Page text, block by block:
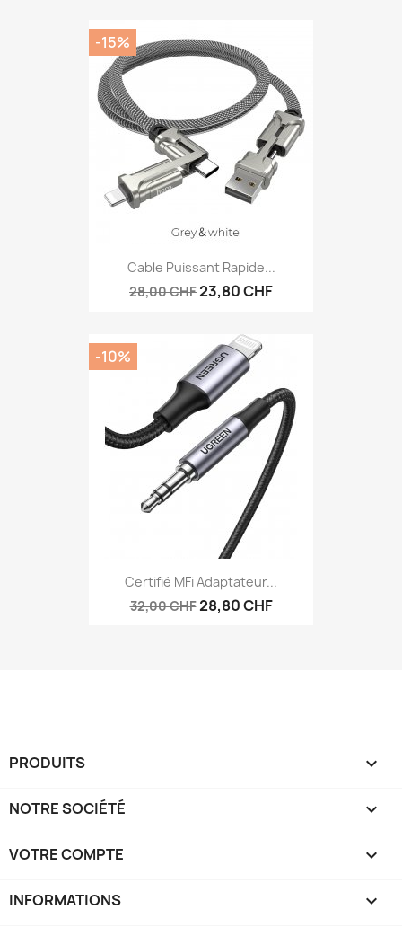
Cable Puissant Rapide...
28,00 CHF23,80 CHF
-15%
Certifié MFi Adaptateur...
32,00 CHF28,80 CHF
-10%
PRODUITS 
NOTRE SOCIÉTÉ 
VOTRE COMPTE 
INFORMATIONS keyboard_arrow_down